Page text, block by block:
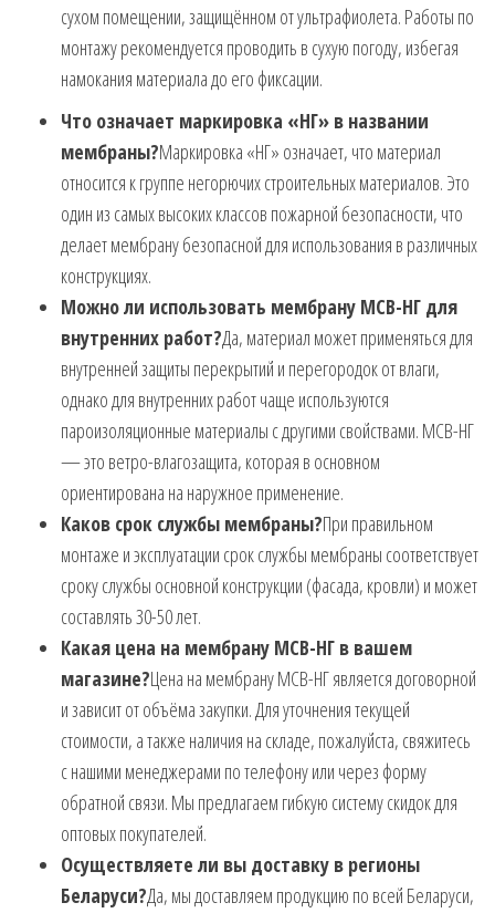
сухом помещении, защищённом от ультрафиолета. Работы по
монтажу рекомендуется проводить в сухую погоду, избегая
намокания материала до его фиксации.
Что означает маркировка «НГ» в названии
мембраны?Маркировка «НГ» означает, что материал
относится к группе негорючих строительных материалов. Это
один из самых высоких классов пожарной безопасности, что
делает мембрану безопасной для использования в различных
конструкциях.
Можно ли использовать мембрану МСВ-НГ для
внутренних работ?Да, материал может применяться для
внутренней защиты перекрытий и перегородок от влаги,
однако для внутренних работ чаще используются
пароизоляционные материалы с другими свойствами. МСВ-НГ
— это ветро-влагозащита, которая в основном
ориентирована на наружное применение.
Каков срок службы мембраны?При правильном
монтаже и эксплуатации срок службы мембраны соответствует
сроку службы основной конструкции (фасада, кровли) и может
составлять 30-50 лет.
Какая цена на мембрану МСВ-НГ в вашем
магазине?Цена на мембрану МСВ-НГ является договорной
и зависит от объёма закупки. Для уточнения текущей
стоимости, а также наличия на складе, пожалуйста, свяжитесь
с нашими менеджерами по телефону или через форму
обратной связи. Мы предлагаем гибкую систему скидок для
оптовых покупателей.
Осуществляете ли вы доставку в регионы
Беларуси?Да, мы доставляем продукцию по всей Беларуси,